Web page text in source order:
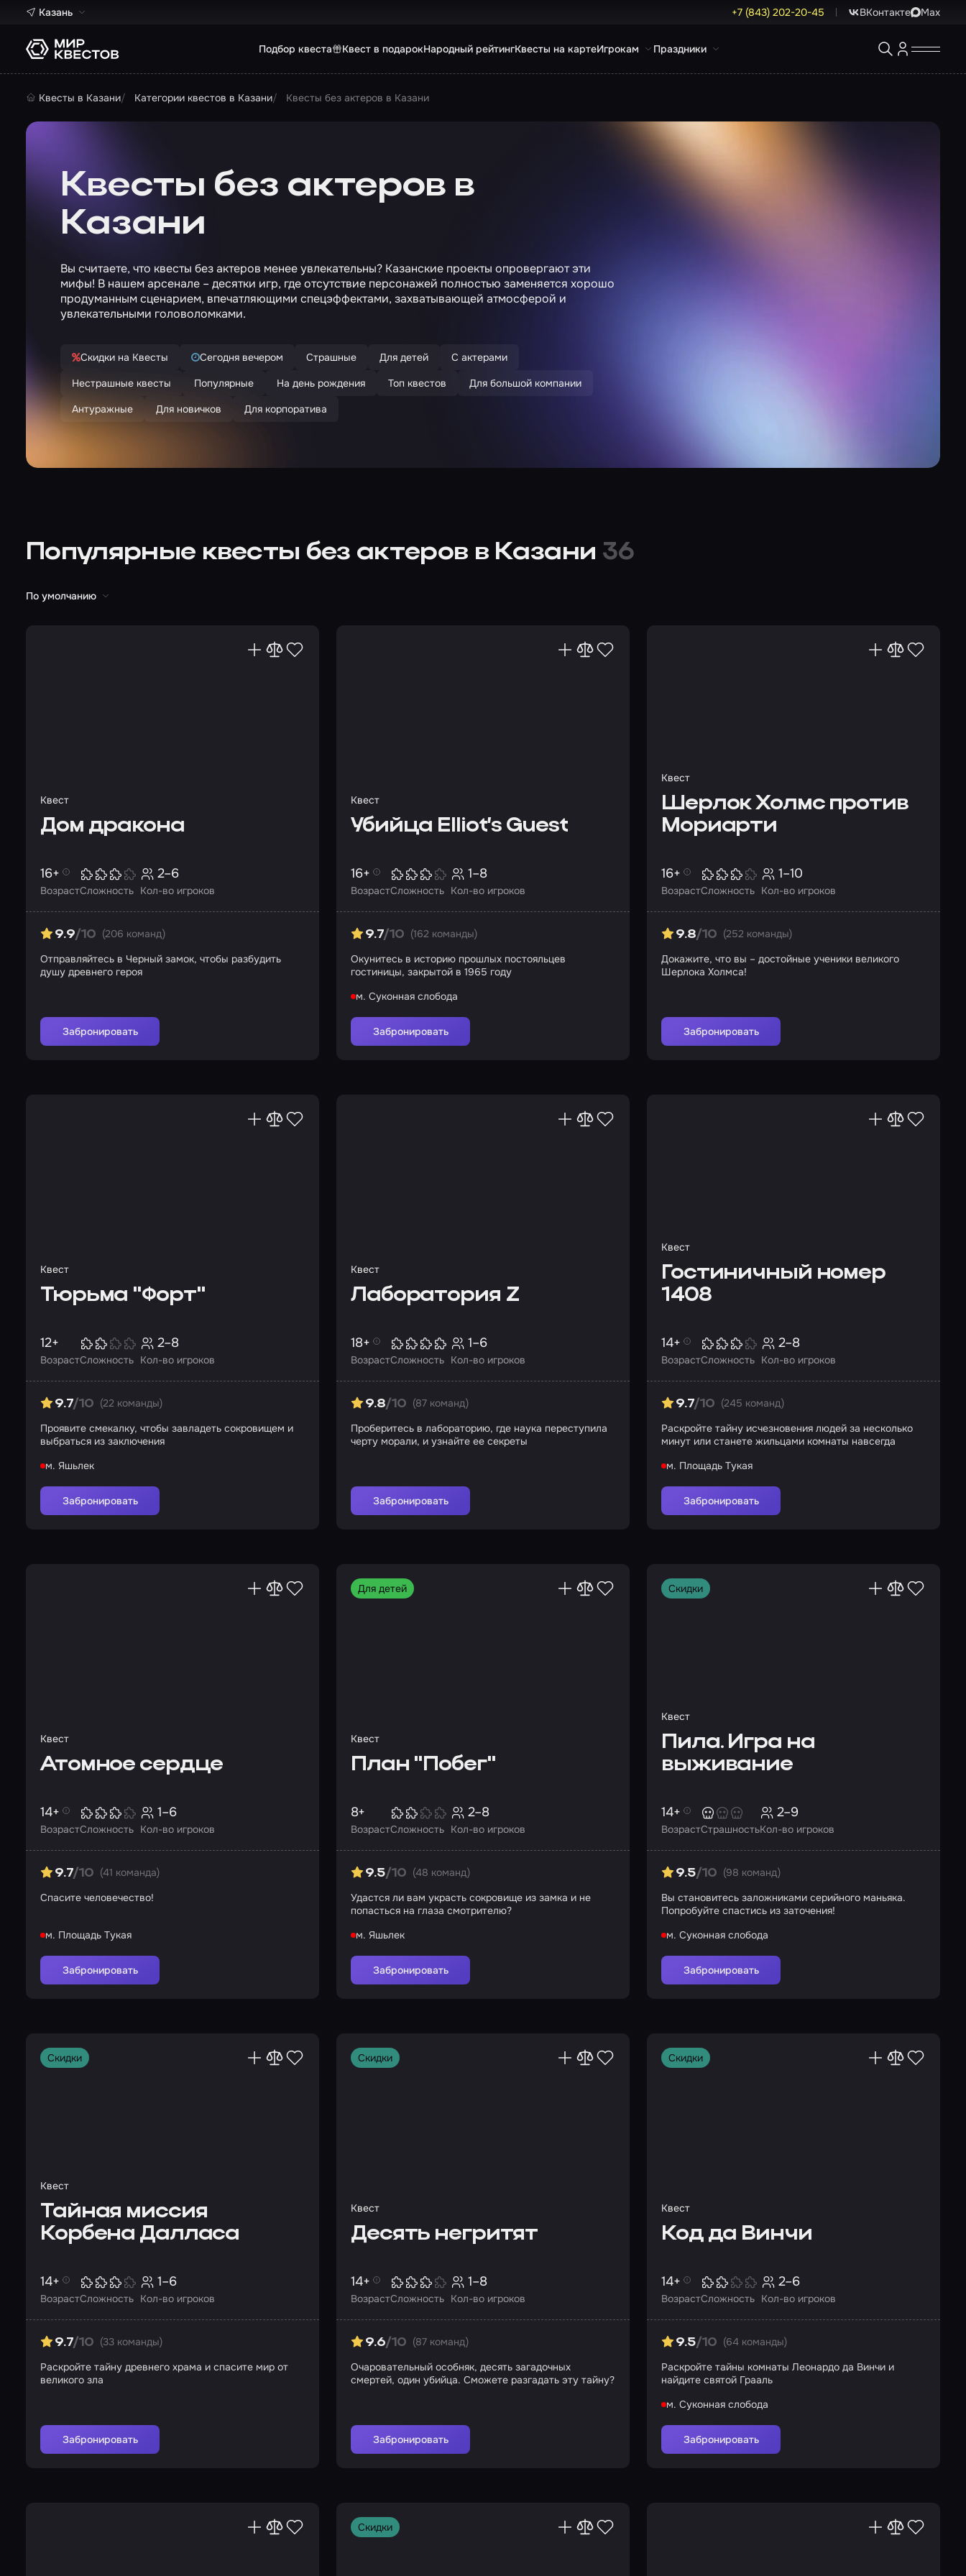
Казань +7 (843) 202-20-45 ВКонтакте Max
Подбор квеста Квест в подарокНародный рейтингКвесты на картеИгрокам Праздники
Квесты в Казани Категории квестов в Казани Квесты без актеров в Казани
Квесты без актеров в
Казани
Вы считаете, что квесты без актеров менее увлекательны? Казанские проекты опровергают эти
мифы! В нашем арсенале – десятки игр, где отсутствие персонажей полностью заменяется хорошо
продуманным сценарием, впечатляющими спецэффектами, захватывающей атмосферой и
увлекательными головоломками.
Скидки на Квесты Сегодня вечером Страшные Для детей
С актерами
Нестрашные квесты
Популярные На день рождения Топ квестов
Для большой компании
Антуражные
Для новичков Для корпоратива
Популярные квесты без актеров в Казани 36
По умолчанию
Квест
Дом дракона
Возраст
16+
Сложность Кол-во игроков
2–6
9.9/10 (206 команд)
Отправляйтесь в Черный замок, чтобы разбудить
душу древнего героя
Забронировать
Квест
Убийца Elliot’s Guest
Возраст
16+
Сложность Кол-во игроков
1–8
9.7/10 (162 команды)
Окунитесь в историю прошлых постояльцев
гостиницы, закрытой в 1965 году
м. Суконная слобода
Забронировать
Квест
Шерлок Холмс против
Мориарти
Возраст
16+
Сложность Кол-во игроков
1–10
9.8/10 (252 команды)
Докажите, что вы – достойные ученики великого
Шерлока Холмса!
Забронировать
Квест
Тюрьма "Форт"
Возраст
12+
Сложность Кол-во игроков
2–8
9.7/10 (22 команды)
Проявите смекалку, чтобы завладеть сокровищем и
выбраться из заключения
м. Яшьлек
Забронировать
Квест
Лаборатория Z
Возраст
18+
Сложность Кол-во игроков
1–6
9.8/10 (87 команд)
Проберитесь в лабораторию, где наука переступила
черту морали, и узнайте ее секреты
Забронировать
Квест
Гостиничный номер
1408
Возраст
14+
Сложность Кол-во игроков
2–8
9.7/10 (245 команд)
Раскройте тайну исчезновения людей за несколько
минут или станете жильцами комнаты навсегда
м. Площадь Тукая
Забронировать
Квест
Атомное сердце
Возраст
14+
Сложность Кол-во игроков
1–6
9.7/10 (41 команда)
Спасите человечество!
м. Площадь Тукая
Забронировать
Для детей
Квест
План "Побег"
Возраст
8+
Сложность Кол-во игроков
2–8
9.5/10 (48 команд)
Удастся ли вам украсть сокровище из замка и не
попасться на глаза смотрителю?
м. Яшьлек
Забронировать
Скидки
Квест
Пила. Игра на
выживание
Возраст
14+
СтрашностьКол-во игроков
2–9
9.5/10 (98 команд)
Вы становитесь заложниками серийного маньяка.
Попробуйте спастись из заточения!
м. Суконная слобода
Забронировать
Скидки
Квест
Тайная миссия
Корбена Далласа
Возраст
14+
Сложность Кол-во игроков
1–6
9.7/10 (33 команды)
Раскройте тайну древнего храма и спасите мир от
великого зла
Забронировать
Скидки
Квест
Десять негритят
Возраст
14+
Сложность Кол-во игроков
1–8
9.6/10 (87 команд)
Очаровательный особняк, десять загадочных
смертей, один убийца. Сможете разгадать эту тайну?
Забронировать
Скидки
Квест
Код да Винчи
Возраст
14+
Сложность Кол-во игроков
2–6
9.5/10 (64 команды)
Раскройте тайны комнаты Леонардо да Винчи и
найдите святой Грааль
м. Суконная слобода
Забронировать
Скидки